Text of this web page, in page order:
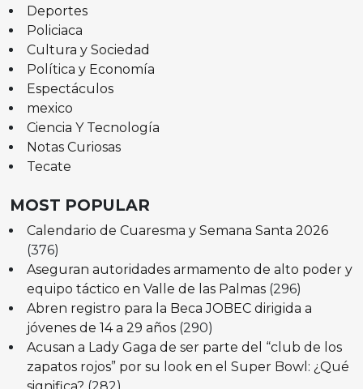
Deportes
Policiaca
Cultura y Sociedad
Política y Economía
Espectáculos
mexico
Ciencia Y Tecnología
Notas Curiosas
Tecate
MOST POPULAR
Calendario de Cuaresma y Semana Santa 2026
(376)
Aseguran autoridades armamento de alto poder y
equipo táctico en Valle de las Palmas (296)
Abren registro para la Beca JOBEC dirigida a
jóvenes de 14 a 29 años (290)
Acusan a Lady Gaga de ser parte del “club de los
zapatos rojos” por su look en el Super Bowl: ¿Qué
significa? (282)